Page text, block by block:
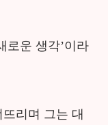
로운 생각’이라
리며 그는 대